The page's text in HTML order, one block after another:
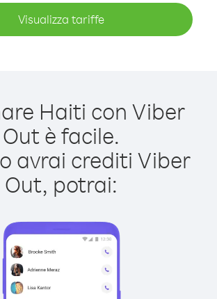
Visualizza tariffe
Haiti con Viber
Out è facile.
avrai crediti Viber
Out, potrai: